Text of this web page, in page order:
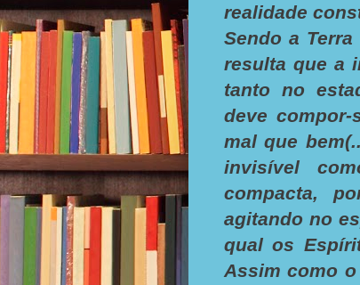
realidade
Sendo a
resulta que a
tanto no
deve
mal que
invisível
compacta,
agitando no
qual os
Assim como